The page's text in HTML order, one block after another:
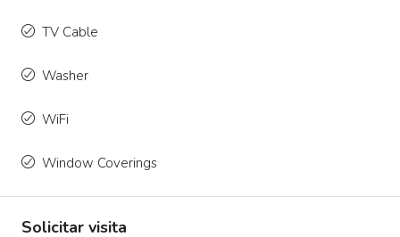
TV Cable
Washer
WiFi
Window Coverings
Solicitar visita